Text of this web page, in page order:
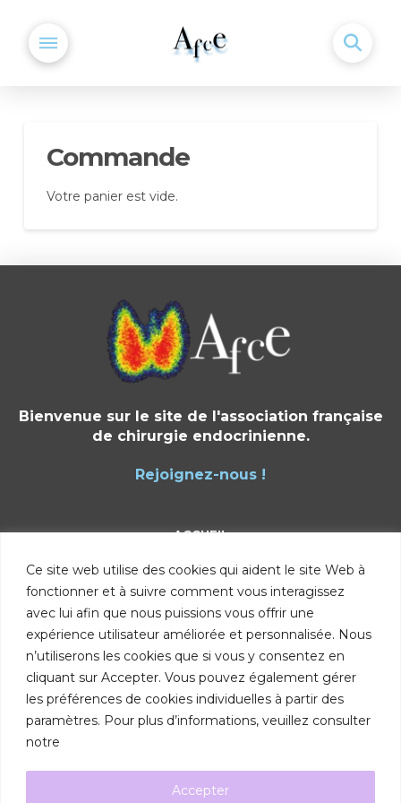
Ce site web utilise des cookies qui aident le site Web à
fonctionner et à suivre comment vous interagissez
avec lui afin que nous puissions vous offrir une
expérience utilisateur améliorée et personnalisée. Nous
n’utiliserons les cookies que si vous y consentez en
cliquant sur Accepter. Vous pouvez également gérer
les préférences de cookies individuelles à partir des
paramètres. Pour plus d’informations, veuillez consulter
notre
Accepter
Commande
Votre panier est vide.
Bienvenue sur le site de l'association française
de chirurgie endocrinienne.
Rejoignez-nous !
ACCUEIL
Présentation
Devenir membre
Diplôme inter-universitaire
Demande d’adhésion
Actualités